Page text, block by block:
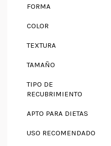
FORMA
COLOR
TEXTURA
TAMAÑO
TIPO DE
RECUBRIMIENTO
APTO PARA DIETAS
USO RECOMENDADO